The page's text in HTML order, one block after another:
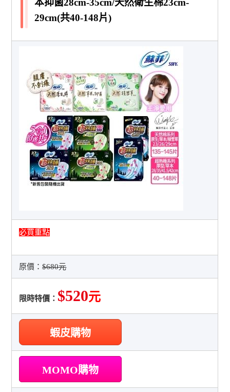
本抑菌28cm-35cm/天然衛生棉23cm-
29cm(共40-148片)
必買重點
原價：$680元
限時特價： $520元
蝦皮購物
MOMO購物